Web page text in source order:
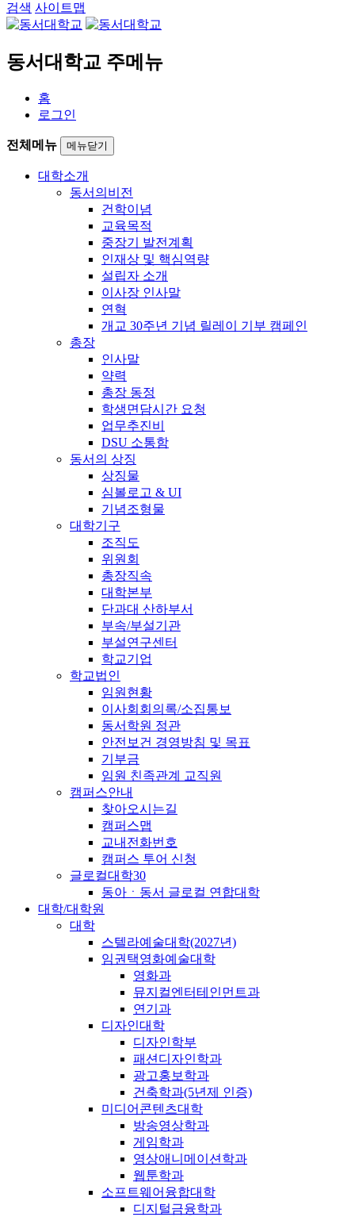
검색 사이트맵
동서대학교 주메뉴
홈
로그인
전체메뉴 메뉴닫기
대학소개
동서의비전
건학이념
교육목적
중장기 발전계획
인재상 및 핵심역량
설립자 소개
이사장 인사말
연혁
개교 30주년 기념 릴레이 기부 캠페인
총장
인사말
약력
총장 동정
학생면담시간 요청
업무추진비
DSU 소통함
동서의 상징
상징물
심볼로고 & UI
기념조형물
대학기구
조직도
위원회
총장직속
대학본부
단과대 산하부서
부속/부설기관
부설연구센터
학교기업
학교법인
임원현황
이사회회의록/소집통보
동서학원 정관
안전보건 경영방침 및 목표
기부금
임원 친족관계 교직원
캠퍼스안내
찾아오시는길
캠퍼스맵
교내전화번호
캠퍼스 투어 신청
글로컬대학30
동아ㆍ동서 글로컬 연합대학
대학/대학원
대학
스텔라예술대학(2027년)
임권택영화예술대학
영화과
뮤지컬엔터테인먼트과
연기과
디자인대학
디자인학부
패션디자인학과
광고홍보학과
건축학과(5년제 인증)
미디어콘텐츠대학
방송영상학과
게임학과
영상애니메이션학과
웹툰학과
소프트웨어융합대학
디지털금융학과